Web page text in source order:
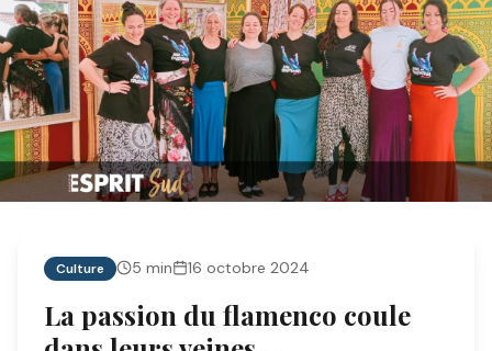
Culture 5 min 16 octobre 2024
La passion du flamenco coule